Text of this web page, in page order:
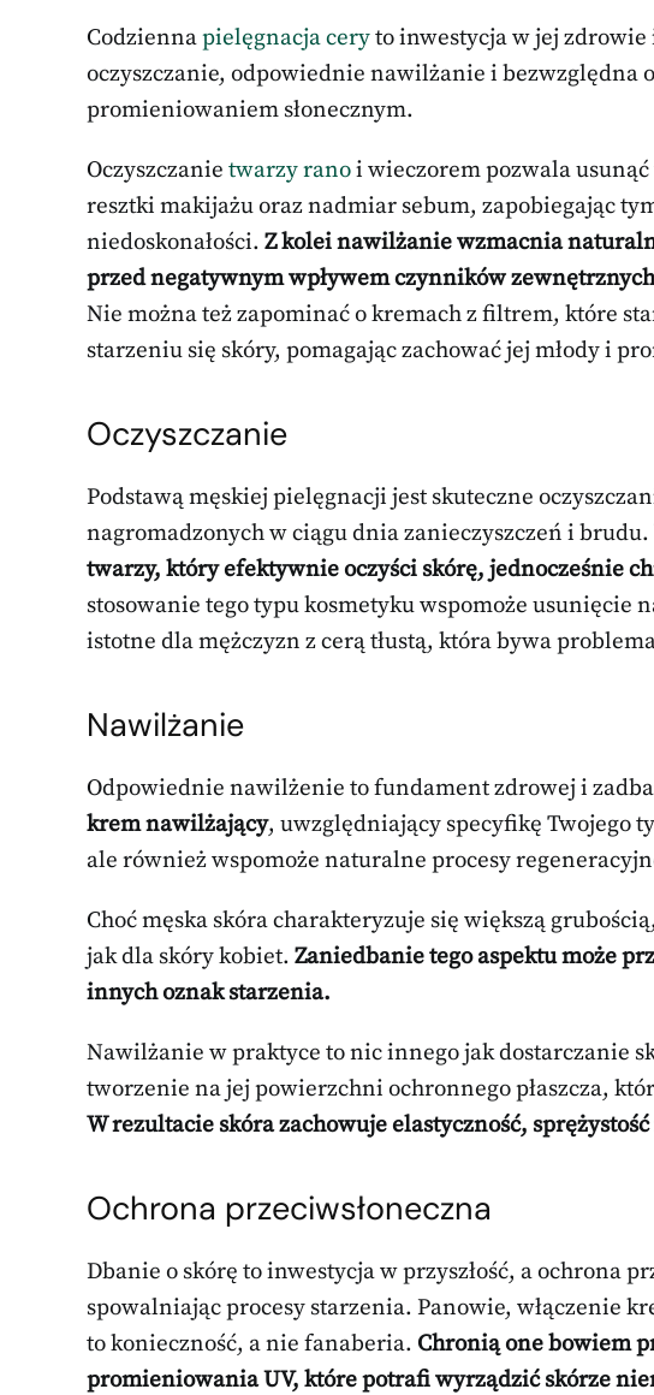
Codziennapielęgnacja ceryto inwestycja w jej
oczyszczanie, odpowiednie nawilżanie i bezwzględna
promieniowaniem słonecznym.
Oczyszczanie twarzy ranoi wieczorem pozwala
resztki makijażu oraz nadmiar sebum, zapobiegając
niedoskonałości. Z kolei nawilżanie wzmacnia
przed negatywnym wpływem czynników
Nie można też zapominać o kremach z filtrem, które
starzeniu się skóry, pomagając zachować jej młody i
Oczyszczanie
Podstawą męskiej pielęgnacji jest skuteczne
nagromadzonych w ciągu dnia zanieczyszczeń i brudu.
twarzy, który efektywnie oczyści skórę, jednocześnie
stosowanie tego typu kosmetyku wspomoże usunięcie
istotne dla mężczyzn z cerą tłustą, która bywa
Nawilżanie
Odpowiednie nawilżenie to fundament zdrowej i
krem nawilżający, uwzględniający specyfikę Twojego
ale również wspomoże naturalne procesy
Choć męska skóra charakteryzuje się większą
jak dla skóry kobiet. Zaniedbanie tego aspektu może
innych oznak starzenia.
Nawilżanie w praktyce to nic innego jak dostarczanie
tworzenie na jej powierzchni ochronnego płaszcza,
W rezultacie skóra zachowuje elastyczność,
Ochrona przeciwsłoneczna
Dbanie o skórę to inwestycja w przyszłość, a ochrona
spowalniając procesy starzenia. Panowie, włączenie
to konieczność, a nie fanaberia. Chronią one bowiem
promieniowania UV, które potrafi wyrządzić skórze